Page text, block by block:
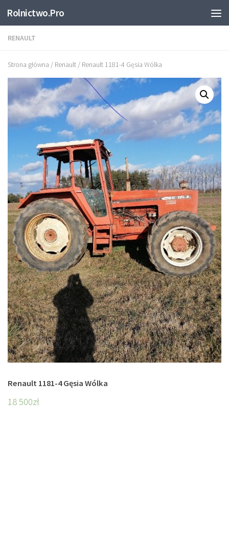
Skip to content
Rolnictwo.Pro
RENAULT
Strona główna / Renault / Renault 1181-4 Gęsia Wólka
Renault 1181-4 Gęsia Wólka
18 500zł